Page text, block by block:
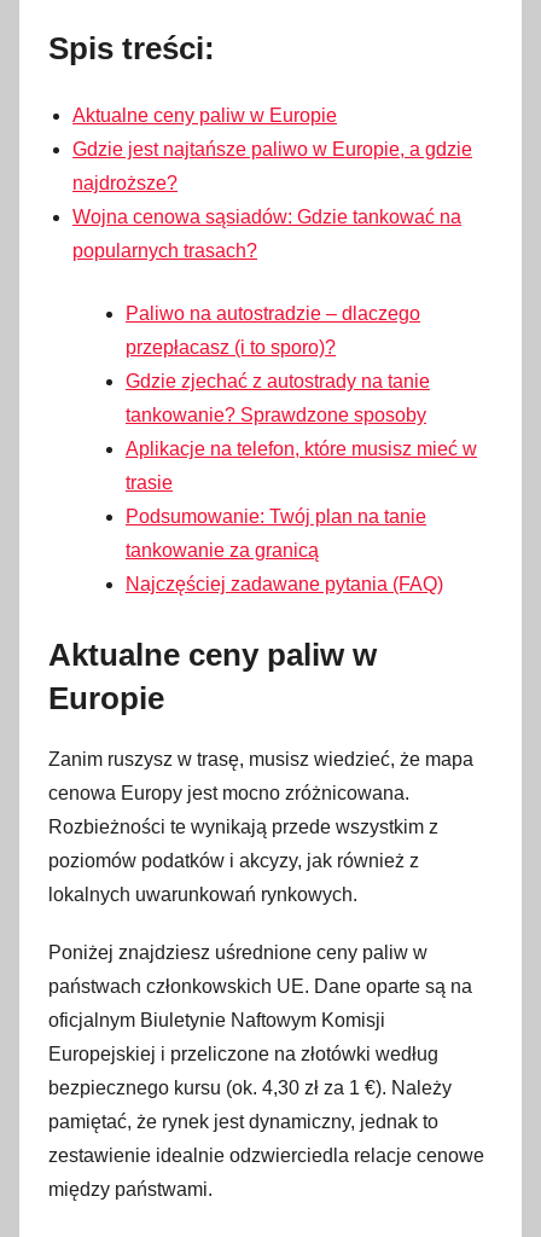
6
Spis treści:
Aktualne ceny paliw w Europie
Gdzie jest najtańsze paliwo w Europie, a gdzie
najdroższe?
Wojna cenowa sąsiadów: Gdzie tankować na
popularnych trasach?
Paliwo na autostradzie – dlaczego
przepłacasz (i to sporo)?
Gdzie zjechać z autostrady na tanie
tankowanie? Sprawdzone sposoby
Aplikacje na telefon, które musisz mieć w
trasie
Podsumowanie: Twój plan na tanie
tankowanie za granicą
Najczęściej zadawane pytania (FAQ)
Aktualne ceny paliw w
Europie
Zanim ruszysz w trasę, musisz wiedzieć, że mapa
cenowa Europy jest mocno zróżnicowana.
Rozbieżności te wynikają przede wszystkim z
poziomów podatków i akcyzy, jak również z
lokalnych uwarunkowań rynkowych.
Poniżej znajdziesz uśrednione ceny paliw w
państwach członkowskich UE. Dane oparte są na
oficjalnym Biuletynie Naftowym Komisji
Europejskiej i przeliczone na złotówki według
bezpiecznego kursu (ok. 4,30 zł za 1 €). Należy
pamiętać, że rynek jest dynamiczny, jednak to
zestawienie idealnie odzwierciedla relacje cenowe
między państwami.